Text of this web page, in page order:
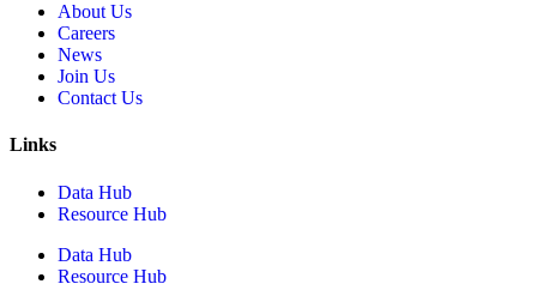
About Us
Careers
News
Join Us
Contact Us
Links
Data Hub
Resource Hub
Data Hub
Resource Hub